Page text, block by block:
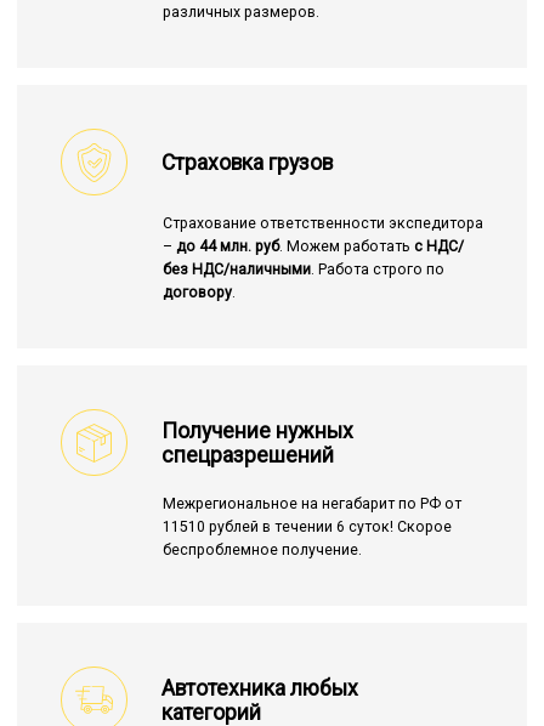
различных размеров.
Страховка грузов
Страхование ответственности экспедитора
– до 44 млн. руб. Можем работать с НДС/
без НДС/наличными. Работа строго по
договору.
Получение нужных
спецразрешений
Межрегиональное на негабарит по РФ от
11510 рублей в течении 6 суток! Скорое
беспроблемное получение.
Автотехника любых
категорий